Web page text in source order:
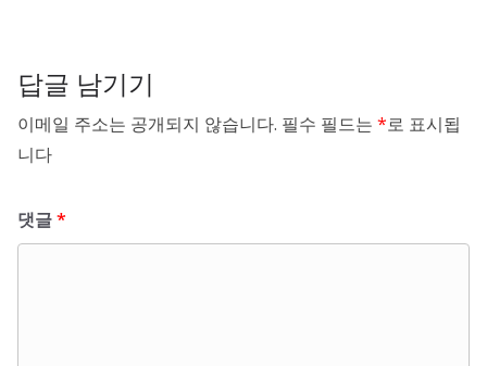
답글 남기기
이메일 주소는 공개되지 않습니다. 필수 필드는 *로 표시됩
니다
댓글*